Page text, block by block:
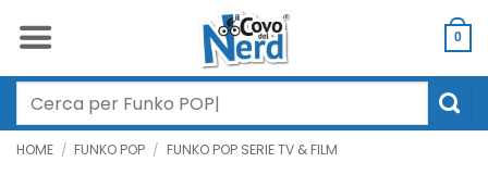
0
Cerca:
HOME / FUNKO POP / FUNKO POP SERIE TV & FILM